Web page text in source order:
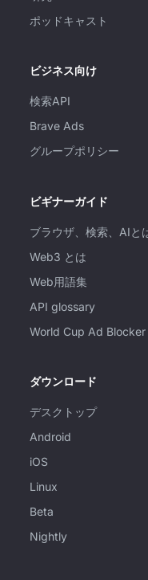
ポッドキャスト
ビジネス向け
検索API
Brave Ads
グループポリシー
ビギナーガイド
ブラウザ、検索、AIと
Web3 とは
Web用語集
API glossary
World Cup Ad Blocker
ダウンロード
デスクトップ
Android
iOS
Linux
Beta
Nightly